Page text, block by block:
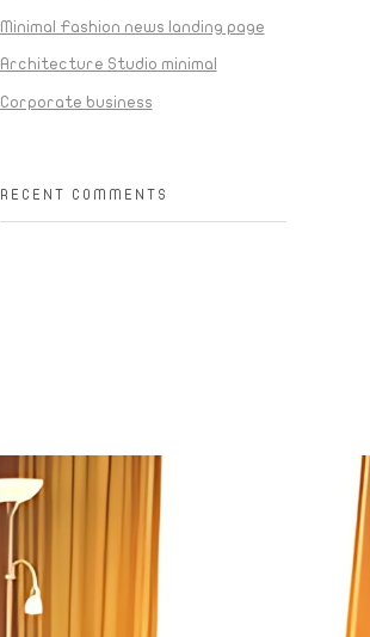
Minimal Fashion news landing page
Architecture Studio minimal
Corporate business
RECENT COMMENTS